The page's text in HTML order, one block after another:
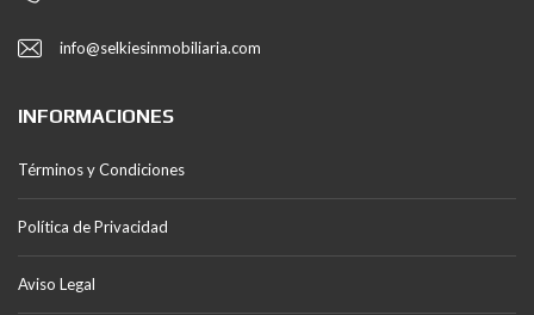
info@selkiesinmobiliaria.com
INFORMACIONES
Términos y Condiciones
Política de Privacidad
Aviso Legal